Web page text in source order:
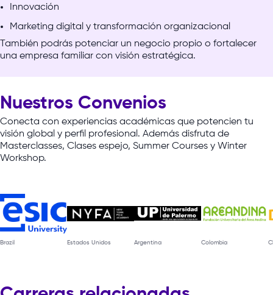
Innovación
Marketing digital y transformación organizacional
También podrás potenciar un negocio propio o fortalecer
una empresa familiar con visión estratégica.
Nuestros Convenios
Conecta con experiencias académicas que potencien tu
visión global y perfil profesional. Además disfruta de
Masterclasses, Clases espejo, Summer Courses y Winter
Workshop.
Brazil Estados Unidos Argentina Colombia